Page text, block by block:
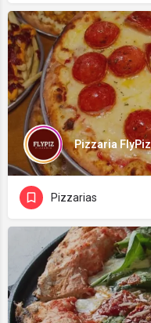
Pizzaria FlyPiz
Pizzarias